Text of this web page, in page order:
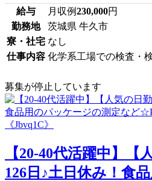
給与 月収例230,000円
勤務地
茨城県 牛久市
寮・社宅 なし
仕事内容 化学系工場での検査・
募集が停止しています
【20-40代活躍中】【
126日♪土日休み！食